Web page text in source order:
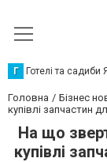
Г Готелі та
Головна Бізнес
купівлі запчастин
На що
купівлі